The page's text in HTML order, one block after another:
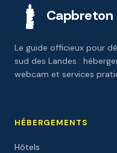
Capbreton
Le guide officieux pour
sud des Landes :
webcam et services
HÉBERGEMENTS
Hôtels